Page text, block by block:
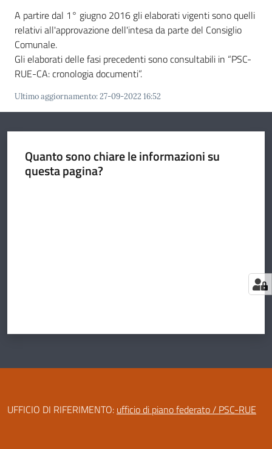
A partire dal 1° giugno 2016 gli elaborati vigenti sono quelli
relativi all'approvazione dell'intesa da parte del Consiglio
Comunale.
Gli elaborati delle fasi precedenti sono consultabili in “PSC-
RUE-CA: cronologia documenti”.
Ultimo aggiornamento:27-09-2022 16:52
Quanto sono chiare le informazioni su
questa pagina?
UFFICIO DI RIFERIMENTO: ufficio di piano federato / PSC-RUE